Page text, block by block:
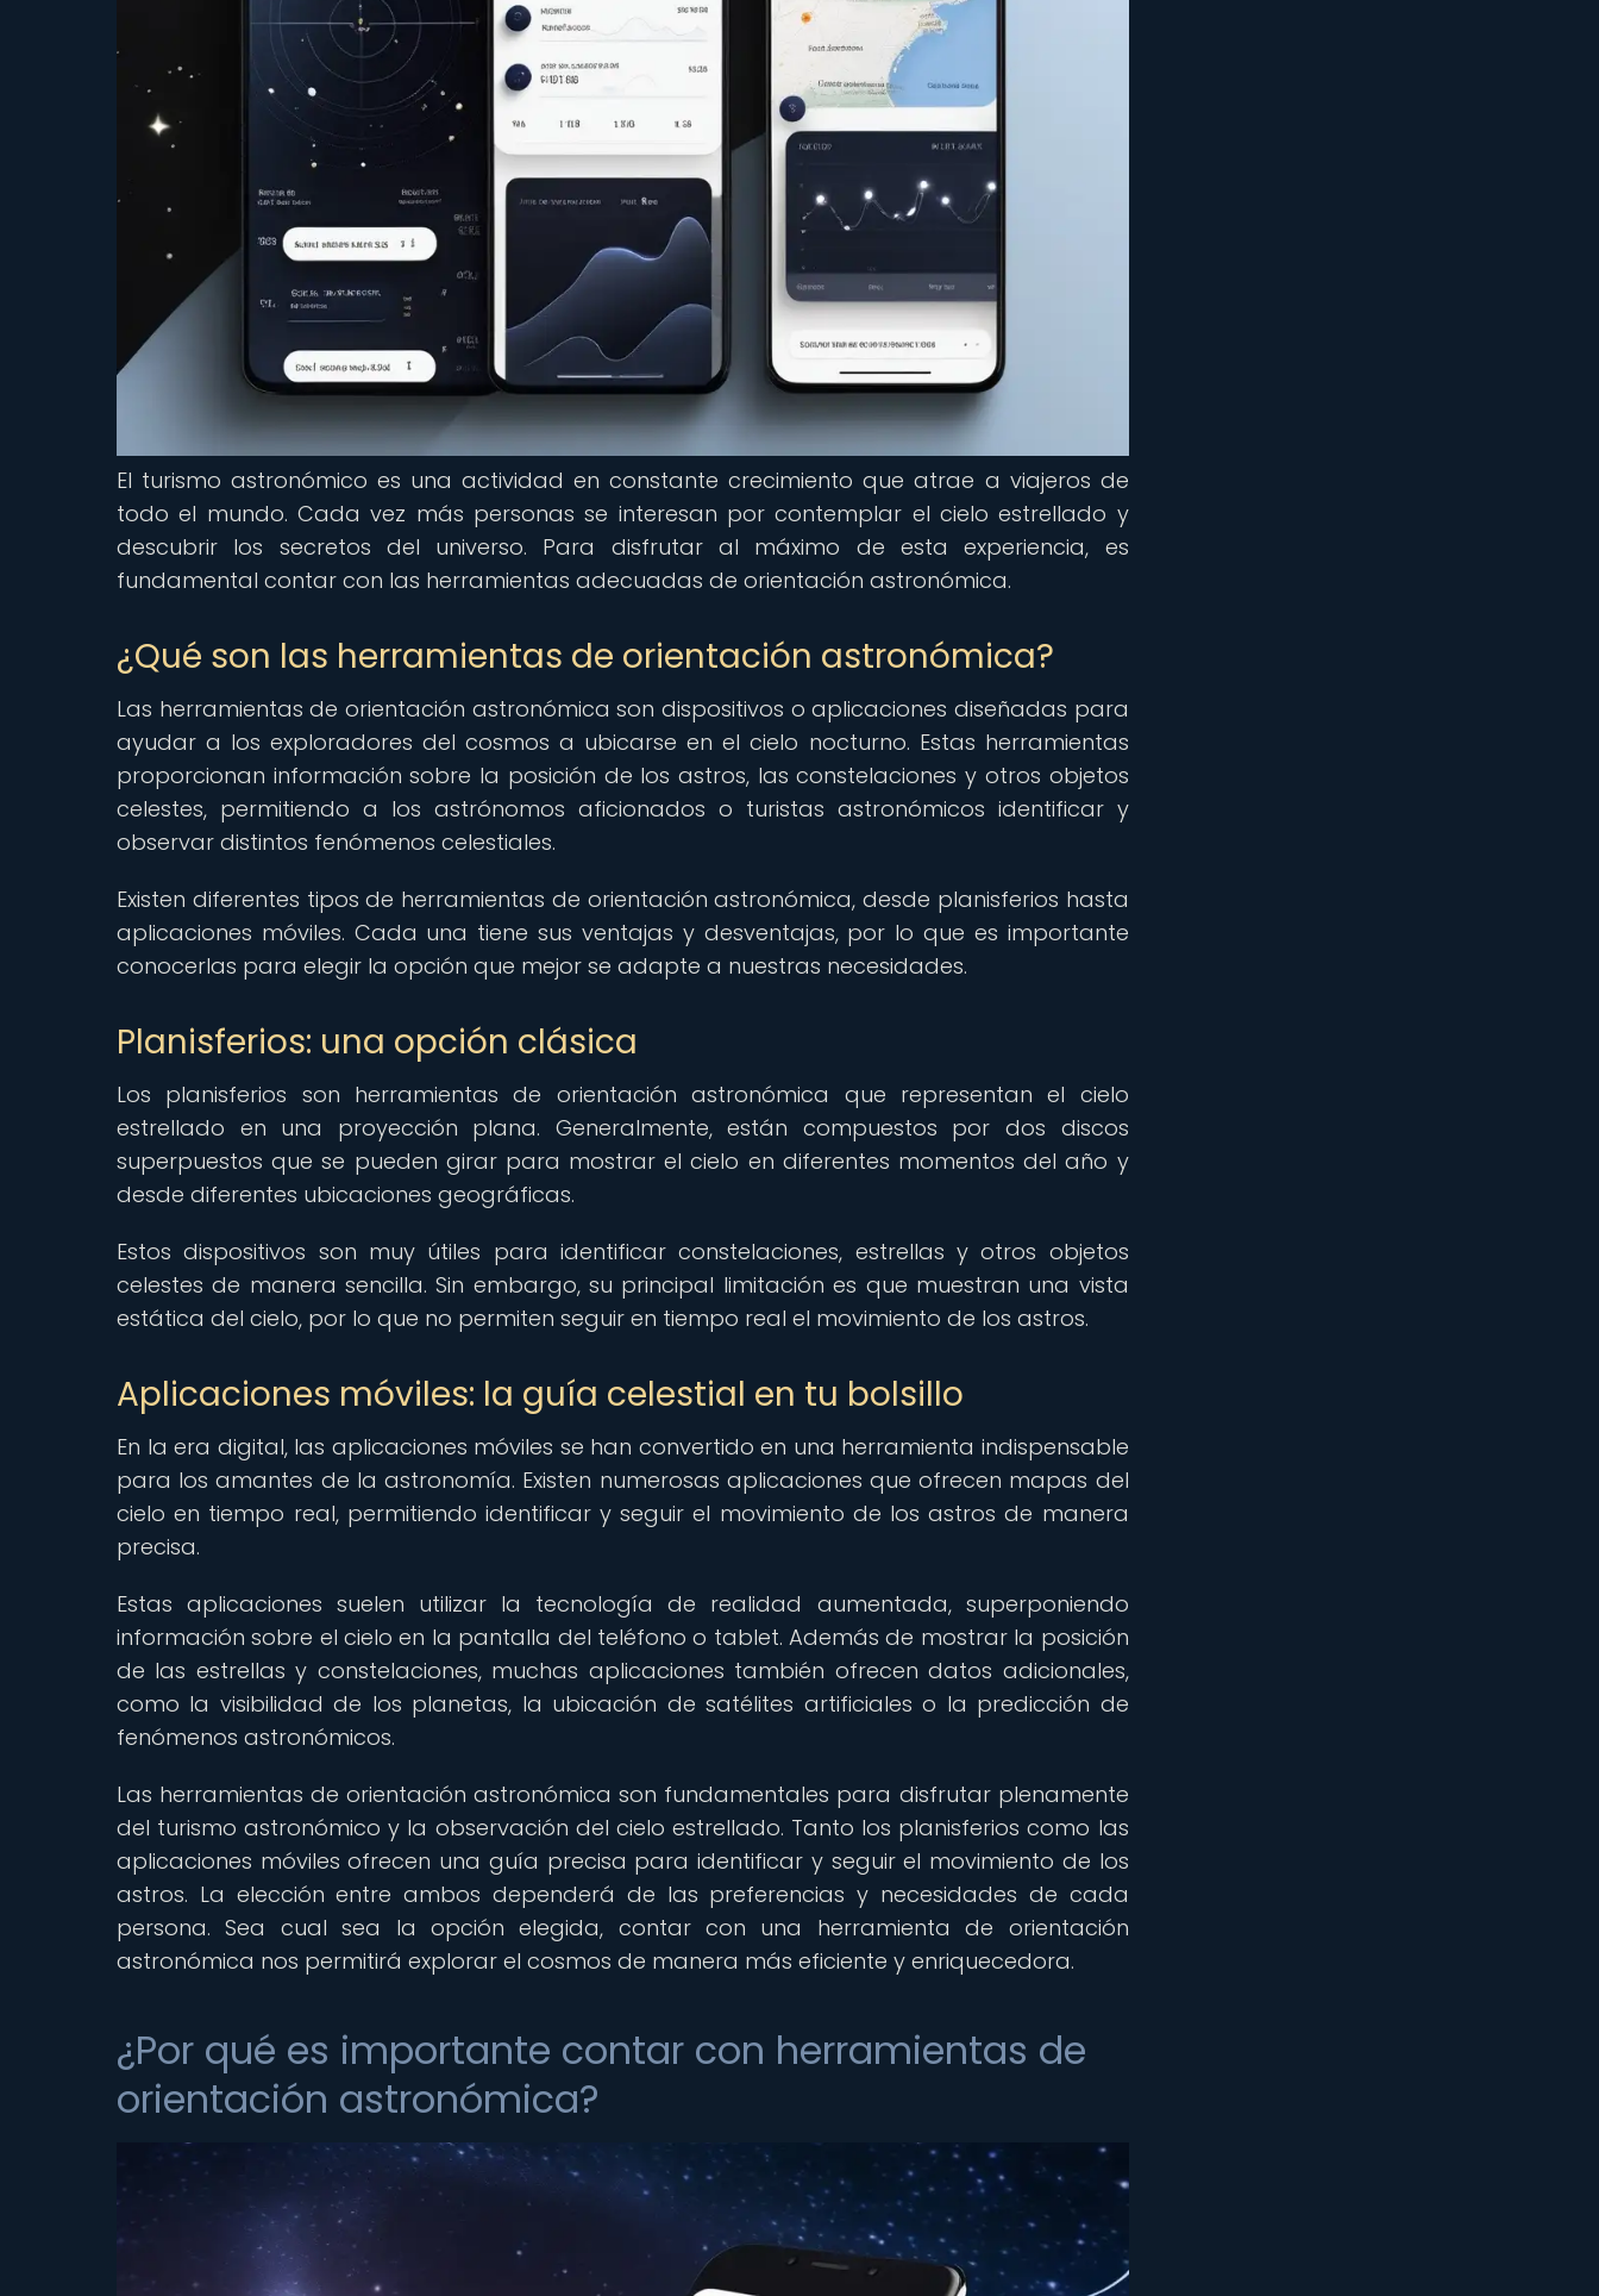
El turismo astronómico es una actividad en constante crecimiento que atrae a viajeros de
todo el mundo. Cada vez más personas se interesan por contemplar el cielo estrellado y
descubrir los secretos del universo. Para disfrutar al máximo de esta experiencia, es
fundamental contar con las herramientas adecuadas de orientación astronómica.
¿Qué son las herramientas de orientación astronómica?
Las herramientas de orientación astronómica son dispositivos o aplicaciones diseñadas para
ayudar a los exploradores del cosmos a ubicarse en el cielo nocturno. Estas herramientas
proporcionan información sobre la posición de los astros, las constelaciones y otros objetos
celestes, permitiendo a los astrónomos aficionados o turistas astronómicos identificar y
observar distintos fenómenos celestiales.
Existen diferentes tipos de herramientas de orientación astronómica, desde planisferios hasta
aplicaciones móviles. Cada una tiene sus ventajas y desventajas, por lo que es importante
conocerlas para elegir la opción que mejor se adapte a nuestras necesidades.
Planisferios: una opción clásica
Los planisferios son herramientas de orientación astronómica que representan el cielo
estrellado en una proyección plana. Generalmente, están compuestos por dos discos
superpuestos que se pueden girar para mostrar el cielo en diferentes momentos del año y
desde diferentes ubicaciones geográficas.
Estos dispositivos son muy útiles para identificar constelaciones, estrellas y otros objetos
celestes de manera sencilla. Sin embargo, su principal limitación es que muestran una vista
estática del cielo, por lo que no permiten seguir en tiempo real el movimiento de los astros.
Aplicaciones móviles: la guía celestial en tu bolsillo
En la era digital, las aplicaciones móviles se han convertido en una herramienta indispensable
para los amantes de la astronomía. Existen numerosas aplicaciones que ofrecen mapas del
cielo en tiempo real, permitiendo identificar y seguir el movimiento de los astros de manera
precisa.
Estas aplicaciones suelen utilizar la tecnología de realidad aumentada, superponiendo
información sobre el cielo en la pantalla del teléfono o tablet. Además de mostrar la posición
de las estrellas y constelaciones, muchas aplicaciones también ofrecen datos adicionales,
como la visibilidad de los planetas, la ubicación de satélites artificiales o la predicción de
fenómenos astronómicos.
Las herramientas de orientación astronómica son fundamentales para disfrutar plenamente
del turismo astronómico y la observación del cielo estrellado. Tanto los planisferios como las
aplicaciones móviles ofrecen una guía precisa para identificar y seguir el movimiento de los
astros. La elección entre ambos dependerá de las preferencias y necesidades de cada
persona. Sea cual sea la opción elegida, contar con una herramienta de orientación
astronómica nos permitirá explorar el cosmos de manera más eficiente y enriquecedora.
¿Por qué es importante contar con herramientas de
orientación astronómica?